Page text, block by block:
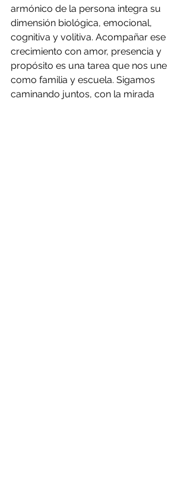
armónico de la persona integra su
dimensión biológica, emocional,
cognitiva y volitiva. Acompañar ese
crecimiento con amor, presencia y
propósito es una tarea que nos une
como familia y escuela. Sigamos
caminando juntos, con la mirada